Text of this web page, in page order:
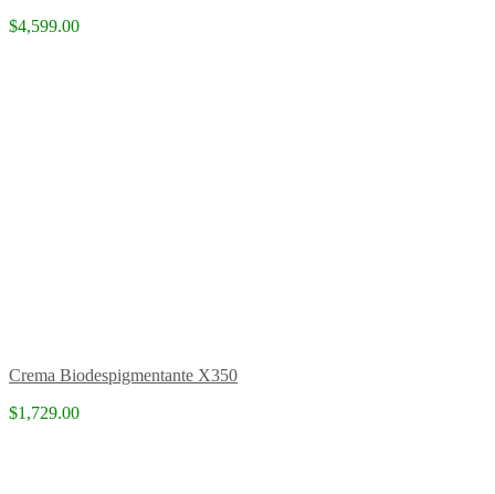
$4,599.00
Crema Biodespigmentante X350
$1,729.00